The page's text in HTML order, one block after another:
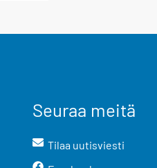
Seuraa meitä
Tilaa uutisviesti